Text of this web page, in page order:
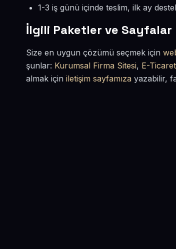
1-3 iş günü içinde teslim, ilk ay
İlgili Paketler ve Sayfalar
Size en uygun çözümü seçmek için
şunlar: Kurumsal Firma Sitesi, E-
almak için iletişim sayfamıza yazabilir,